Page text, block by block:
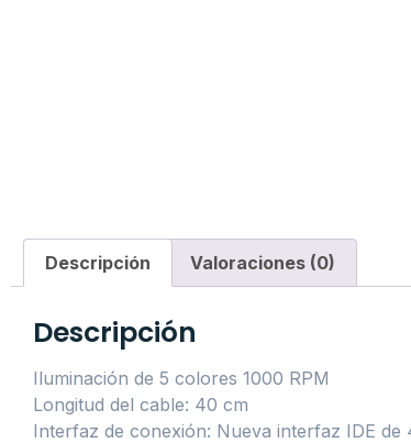
Descripción Valoraciones (0)
Descripción
Iluminación de 5 colores 1000 RPM
Longitud del cable: 40 cm
Interfaz de conexión: Nueva interfaz IDE